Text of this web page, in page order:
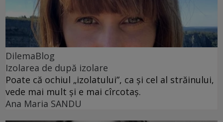
DilemaBlog
Izolarea de după izolare
Poate că ochiul „izolatului”, ca și cel al străinului,
vede mai mult și e mai cîrcotaș.
Ana Maria SANDU